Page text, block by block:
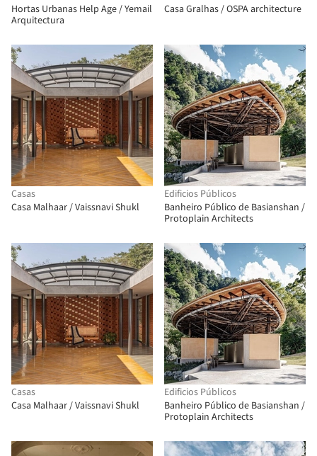
Hortas Urbanas Help Age / Yemail
Arquitectura
Casa Gralhas / OSPA architecture
Casas
Casa Malhaar / Vaissnavi Shukl
Edificios Públicos
Banheiro Público de Basianshan /
Protoplain Architects
Casas
Casa Malhaar / Vaissnavi Shukl
Edificios Públicos
Banheiro Público de Basianshan /
Protoplain Architects